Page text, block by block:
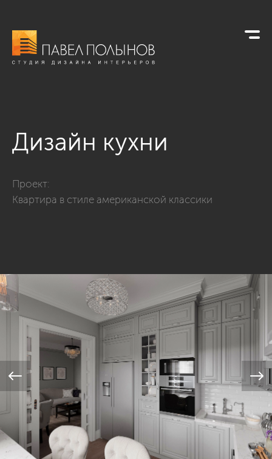
Дизайн кухни
Проект:
Квартира в стиле американской классики